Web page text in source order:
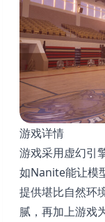
游戏详情
游戏采用虚幻引
如Nanite能让模
提供堪比自然环
腻，再加上游戏